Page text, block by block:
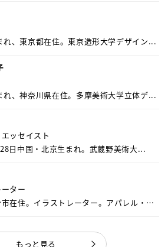
れ、東京都在住。東京造形大学デザイン...
れ、神奈川県在住。多摩美術大学立体デ...
ッセイスト
日中国・北京生まれ。武蔵野美術大...
ター
在住。イラストレーター。アパレル・キ
もっと見る